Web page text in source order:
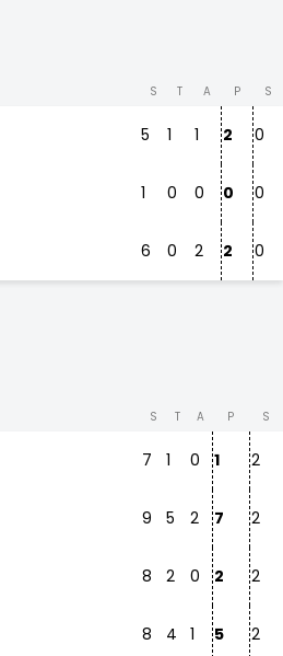
S T A P S
5 1 1 2 0
1 0 0 0 0
6 0 2 2 0
S T A P S
7 1 0 1 2
9 5 2 7 2
8 2 0 2 2
8 4 1 5 2